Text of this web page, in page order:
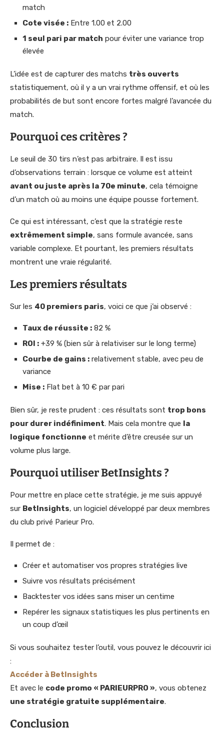
match
Cote visée : Entre 1.00 et 2.00
1 seul pari par match pour éviter une variance trop
élevée
L’idée est de capturer des matchs très ouverts
statistiquement, où il y a un vrai rythme offensif, et où les
probabilités de but sont encore fortes malgré l’avancée du
match.
Pourquoi ces critères ?
Le seuil de 30 tirs n’est pas arbitraire. Il est issu
d’observations terrain : lorsque ce volume est atteint
avant ou juste après la 70e minute, cela témoigne
d’un match où au moins une équipe pousse fortement.
Ce qui est intéressant, c’est que la stratégie reste
extrêmement simple, sans formule avancée, sans
variable complexe. Et pourtant, les premiers résultats
montrent une vraie régularité.
Les premiers résultats
Sur les 40 premiers paris, voici ce que j’ai observé :
Taux de réussite : 82 %
ROI : +39 % (bien sûr à relativiser sur le long terme)
Courbe de gains : relativement stable, avec peu de
variance
Mise : Flat bet à 10 € par pari
Bien sûr, je reste prudent : ces résultats sont trop bons
pour durer indéfiniment. Mais cela montre que la
logique fonctionne et mérite d’être creusée sur un
volume plus large.
Pourquoi utiliser BetInsights ?
Pour mettre en place cette stratégie, je me suis appuyé
sur BetInsights, un logiciel développé par deux membres
du club privé Parieur Pro.
Il permet de :
Créer et automatiser vos propres stratégies live
Suivre vos résultats précisément
Backtester vos idées sans miser un centime
Repérer les signaux statistiques les plus pertinents en
un coup d’œil
Si vous souhaitez tester l’outil, vous pouvez le découvrir ici
:
Accéder à BetInsights
Et avec le code promo « PARIEURPRO », vous obtenez
une stratégie gratuite supplémentaire.
Conclusion